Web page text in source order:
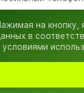
на кнопку,
в
условиями